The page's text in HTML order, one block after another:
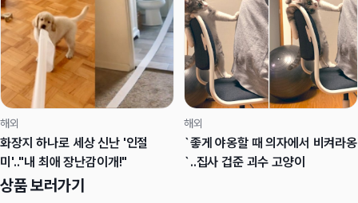
해외
화장지 하나로 세상 신난 '인절
미'.."내 최애 장난감이개!"
해외
`좋게 야옹할 때 의자에서 비켜라옹
`..집사 겁준 괴수 고양이
상품 보러가기